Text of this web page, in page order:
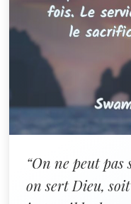
“On ne peut
on sert Dieu,